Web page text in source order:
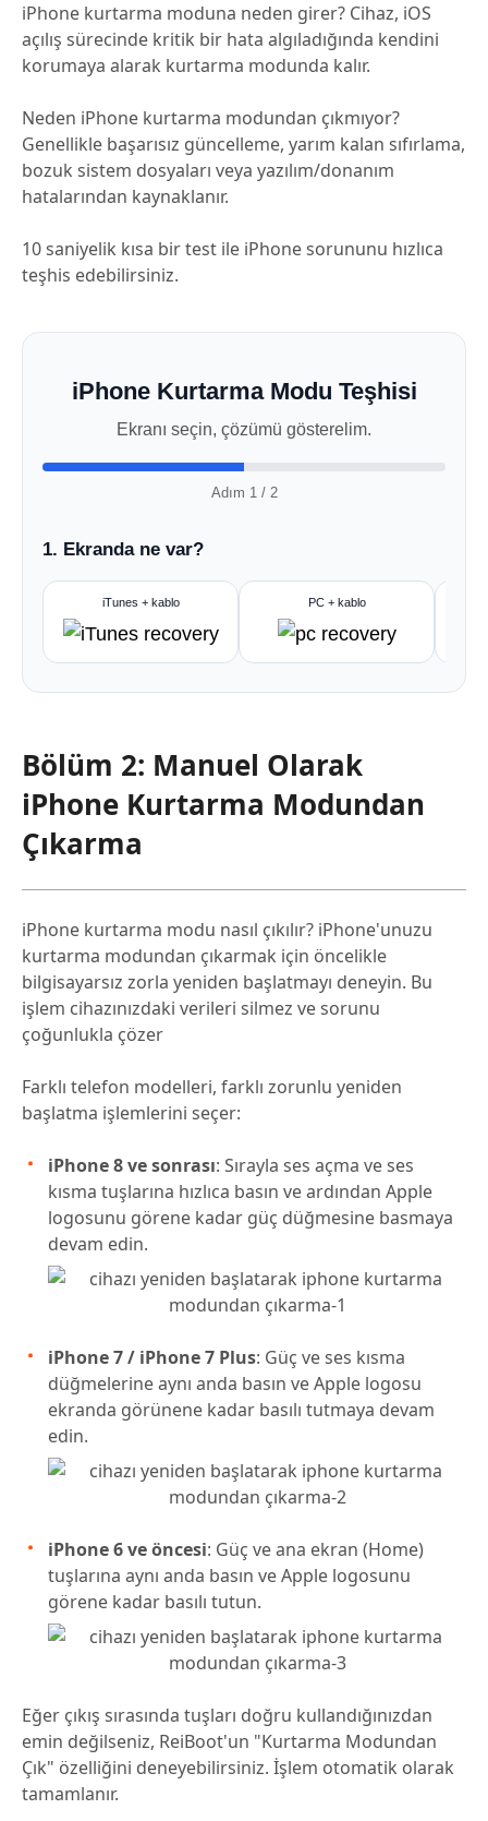
iPhone kurtarma moduna neden girer? Cihaz, iOS
açılış sürecinde kritik bir hata algıladığında kendini
korumaya alarak kurtarma modunda kalır.
Neden iPhone kurtarma modundan çıkmıyor?
Genellikle başarısız güncelleme, yarım kalan sıfırlama,
bozuk sistem dosyaları veya yazılım/donanım
hatalarından kaynaklanır.
10 saniyelik kısa bir test ile iPhone sorununu hızlıca
teşhis edebilirsiniz.
iPhone Kurtarma Modu Teşhisi
Ekranı seçin, çözümü gösterelim.
Adım 1 / 2
1. Ekranda ne var?
iTunes + kablo PC + kablo
Bölüm 2: Manuel Olarak
iPhone Kurtarma Modundan
Çıkarma
iPhone kurtarma modu nasıl çıkılır? iPhone'unuzu
kurtarma modundan çıkarmak için öncelikle
bilgisayarsız zorla yeniden başlatmayı deneyin. Bu
işlem cihazınızdaki verileri silmez ve sorunu
çoğunlukla çözer
Farklı telefon modelleri, farklı zorunlu yeniden
başlatma işlemlerini seçer:
iPhone 8 ve sonrası: Sırayla ses açma ve ses
kısma tuşlarına hızlıca basın ve ardından Apple
logosunu görene kadar güç düğmesine basmaya
devam edin.
iPhone 7 / iPhone 7 Plus: Güç ve ses kısma
düğmelerine aynı anda basın ve Apple logosu
ekranda görünene kadar basılı tutmaya devam
edin.
iPhone 6 ve öncesi: Güç ve ana ekran (Home)
tuşlarına aynı anda basın ve Apple logosunu
görene kadar basılı tutun.
Eğer çıkış sırasında tuşları doğru kullandığınızdan
emin değilseniz, ReiBoot'un "Kurtarma Modundan
Çık" özelliğini deneyebilirsiniz. İşlem otomatik olarak
tamamlanır.